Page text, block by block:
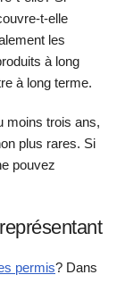
t-elle
les
à long
à long terme.
moins trois ans,
plus rares. Si
pouvez
permis? Dans